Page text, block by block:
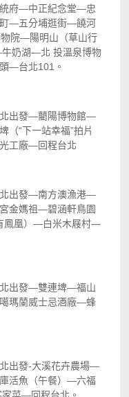
府—中正紀念堂—忠
—五分埔逛街—饒河
院—陽明山（草山行
奶湖—北 投溫泉博物
—台北101。
出發—藺陽博物館—
（“下一站幸福”拍片
工廠—回程台北
出發—南方澳漁港—
金媽祖—碧涵軒鳥園
鳳凰）—白米木屐村—
出發—雙連埤—福山
瑪蘭威士忌酒廠—蜂
出發-大溪花卉農場—
活魚（午餐）—六福